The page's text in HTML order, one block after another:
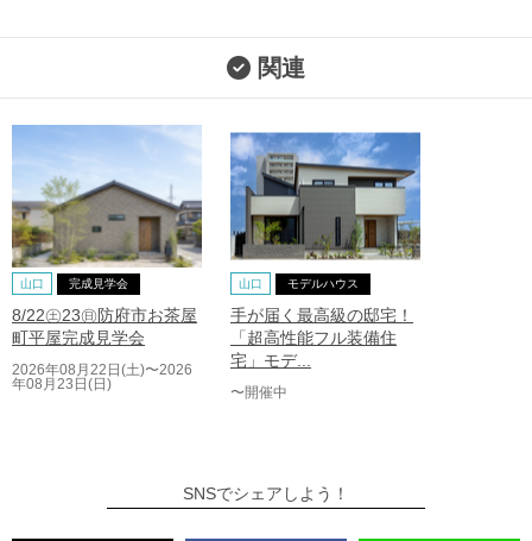
関連
山口 完成見学会
8/22㊏23㊐防府市お茶屋
町平屋完成見学会
2026年08月22日(土)〜2026
年08月23日(日)
山口 モデルハウス
手が届く最高級の邸宅！
「超高性能フル装備住
宅」モデ...
〜開催中
SNSでシェアしよう！